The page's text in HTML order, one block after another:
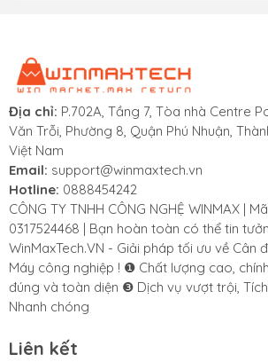
Địa chỉ: P.702A, Tầng 7, Tòa nhà Centre
Văn Trỗi, Phường 8, Quận Phú Nhuận,
Việt Nam
Email: support@winmaxtech.vn
Hotline: 0888454242
CÔNG TY TNHH CÔNG NGHỆ WINMAX |
0317524468 | Bạn hoàn toàn có thể tin
WinMaxTech.VN - Giải pháp tối ưu về Cân
Máy công nghiệp ! ❶ Chất lượng cao,
đúng và toàn diện ❸ Dịch vụ vượt trội,
Nhanh chóng
Liên kết